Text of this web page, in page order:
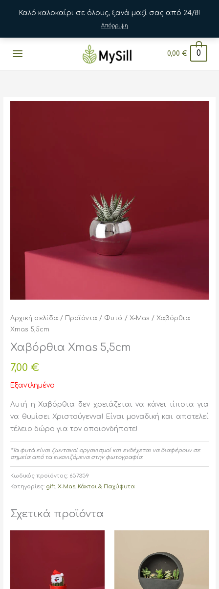
Καλό καλοκαίρι σε όλους, ξανά μαζί σας από 24/8!
Απόρριψη
στο
0,00€ 0
Αρχική σελίδα / Προϊόντα / Φυτά /X-Mas / Χαβόρθια
Xmas 5,5cm
Χαβόρθια Xmas 5,5cm
7,00€
Εξαντλημένο
Αυτή η Χαβόρθια δεν χρειάζεται να κάνει τίποτα για
να θυμίσει Χριστούγεννα! Είναι μοναδική και αποτελεί
τέλειο δώρο για τον οποιονδήποτε!
*Τα φυτά είναι ζωντανοί οργανισμοί και ενδέχεται να διαφέρουν σε
σημεία από τα εικονιζόμενα στην φωτογραφία.
Κωδικός προϊόντος: 657359
Κατηγορίες: gift ,X-Mas Κάκτοι & Παχύφυτα
Σχετικά προϊόντα